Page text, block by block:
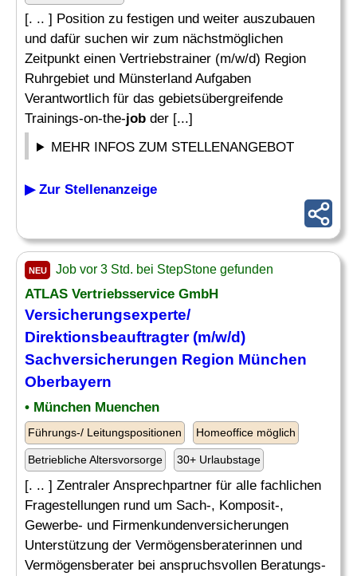
[. .. ] Position zu festigen und weiter auszubauen
und dafür suchen wir zum nächstmöglichen
Zeitpunkt einen Vertriebstrainer (m/w/d) Region
Ruhrgebiet und Münsterland Aufgaben
Verantwortlich für das gebietsübergreifende
Trainings-on-the-job der [...]
MEHR INFOS ZUM STELLENANGEBOT
▶ Zur Stellenanzeige
NEU Job vor 3 Std. bei StepStone gefunden
ATLAS Vertriebsservice GmbH
Versicherungsexperte/
Direktionsbeauftragter (m/w/d)
Sachversicherungen Region München
Oberbayern
• München Muenchen
Führungs-/ Leitungspositionen Homeoffice möglich
Betriebliche Altersvorsorge 30+ Urlaubstage
[. .. ] Zentraler Ansprechpartner für alle fachlichen
Fragestellungen rund um Sach-, Komposit-,
Gewerbe- und Firmenkundenversicherungen
Unterstützung der Vermögensberaterinnen und
Vermögensberater bei anspruchsvollen Beratungs-